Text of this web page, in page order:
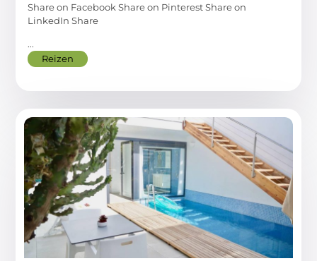
Share on Facebook Share on Pinterest Share on
LinkedIn Share
...
Reizen